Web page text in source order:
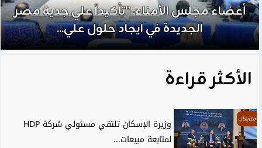
أعضاء مجلس الأمناء: ”تأكيداً علي جدية مصر
الجديدة في ايجاد حلول علي...
الأكثر قراءة
متابعات
وزيرة الإسكان تلتقي مسئولي شركة HDP
لمتابعة مبيعات...